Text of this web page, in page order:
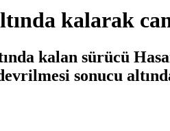
kalarak
kalan sürücü
sonucu